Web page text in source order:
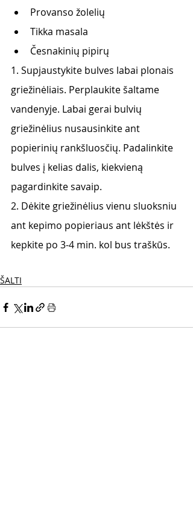
Provanso žolelių
Tikka masala
Česnakinių pipirų
1. Supjaustykite bulves labai plonais
griežinėliais. Perplaukite šaltame
vandenyje. Labai gerai bulvių
griežinėlius nusausinkite ant
popierinių rankšluosčių. Padalinkite
bulves į kelias dalis, kiekvieną
pagardinkite savaip.
2. Dėkite griežinėlius vienu sluoksniu
ant kepimo popieriaus ant lėkštės ir
kepkite po 3-4 min. kol bus traškūs.
ŠALTI